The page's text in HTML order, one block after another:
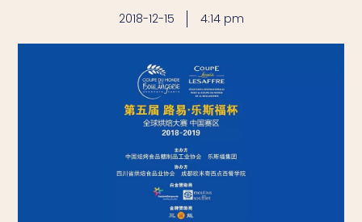
2018-12-15 4:14 pm